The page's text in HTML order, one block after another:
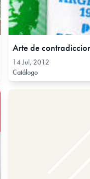
14 Jul, 2012
Catálogo